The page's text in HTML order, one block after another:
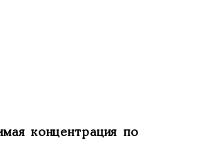
концентрация по